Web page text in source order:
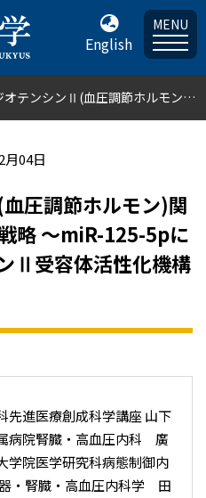
English
MENU
圧調節ホルモン)関連疾患の新たな治療戦略 ～miR-125-5pによるアンジオテンシンⅡ受容体活性化機構の発見～
月04日
圧調節ホルモン)関
略 ～miR-125-5pに
Ⅱ受容体活性化機構
進医療創成科学講座 山下
病院腎臓・高血圧内科 廣
学院医学研究科病態制御内
・腎臓・高血圧内科学 田